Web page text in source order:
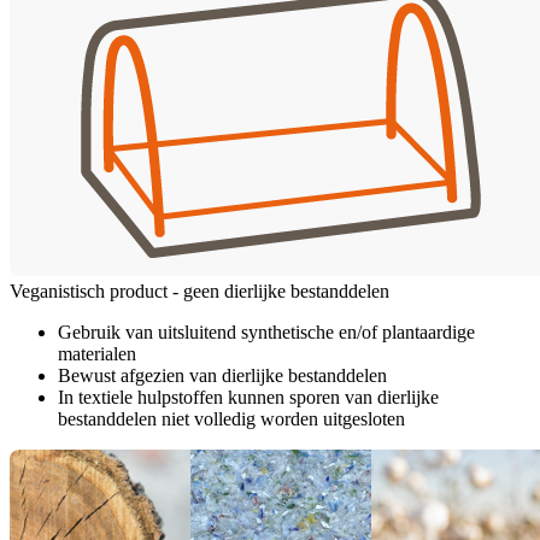
Veganistisch product - geen dierlijke bestanddelen
Gebruik van uitsluitend synthetische en/of plantaardige
materialen
Bewust afgezien van dierlijke bestanddelen
In textiele hulpstoffen kunnen sporen van dierlijke
bestanddelen niet volledig worden uitgesloten